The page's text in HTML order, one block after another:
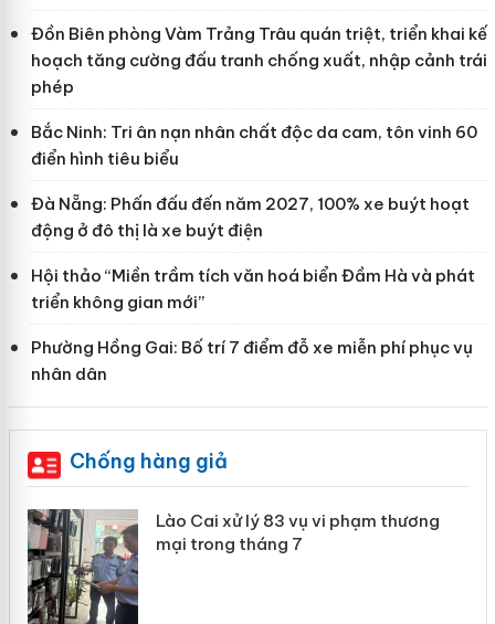
Đồn Biên phòng Vàm Trảng Trâu quán triệt, triển khai kế
hoạch tăng cường đấu tranh chống xuất, nhập cảnh trái
phép
Bắc Ninh: Tri ân nạn nhân chất độc da cam, tôn vinh 60
điển hình tiêu biểu
Đà Nẵng: Phấn đấu đến năm 2027, 100% xe buýt hoạt
động ở đô thị là xe buýt điện
Hội thảo “Miền trầm tích văn hoá biển Đầm Hà và phát
triển không gian mới”
Phường Hồng Gai: Bố trí 7 điểm đỗ xe miễn phí phục vụ
nhân dân
Chống hàng giả
Lào Cai xử lý 83 vụ vi phạm thương
mại trong tháng 7